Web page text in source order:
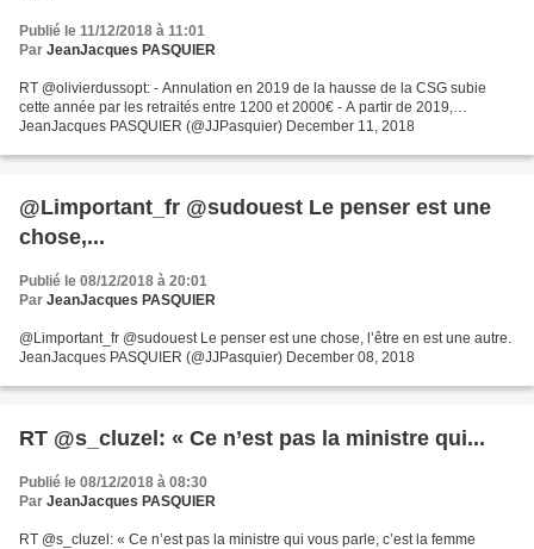
Publié le 11/12/2018 à 11:01
Par JeanJacques PASQUIER
RT @olivierdussopt: - Annulation en 2019 de la hausse de la CSG subie
cette année par les retraités entre 1200 et 2000€ - A partir de 2019,…
JeanJacques PASQUIER (@JJPasquier) December 11, 2018
@Limportant_fr @sudouest Le penser est une
chose,...
Publié le 08/12/2018 à 20:01
Par JeanJacques PASQUIER
@Limportant_fr @sudouest Le penser est une chose, l’être en est une autre.
JeanJacques PASQUIER (@JJPasquier) December 08, 2018
RT @s_cluzel: « Ce n’est pas la ministre qui...
Publié le 08/12/2018 à 08:30
Par JeanJacques PASQUIER
RT @s_cluzel: « Ce n’est pas la ministre qui vous parle, c’est la femme